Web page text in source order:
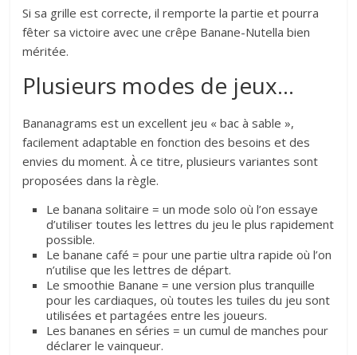
Si sa grille est correcte, il remporte la partie et pourra
fêter sa victoire avec une crêpe Banane-Nutella bien
méritée.
Plusieurs modes de jeux…
Bananagrams est un excellent jeu « bac à sable »,
facilement adaptable en fonction des besoins et des
envies du moment. À ce titre, plusieurs variantes sont
proposées dans la règle.
Le banana solitaire = un mode solo où l’on essaye
d’utiliser toutes les lettres du jeu le plus rapidement
possible.
Le banane café = pour une partie ultra rapide où l’on
n’utilise que les lettres de départ.
Le smoothie Banane = une version plus tranquille
pour les cardiaques, où toutes les tuiles du jeu sont
utilisées et partagées entre les joueurs.
Les bananes en séries = un cumul de manches pour
déclarer le vainqueur.